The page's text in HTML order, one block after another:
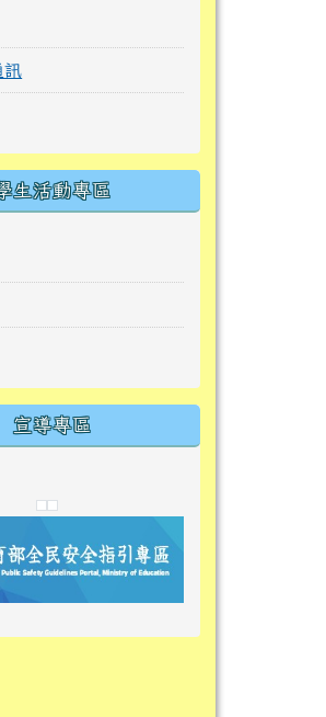
訊
生活動專區
宣導專區
link to https://
link to https://eliteracy.edu.tw/
link to https://
link to https://10000.gov.tw/
link to https://eliteracy.edu.tw/
link to https://10000.gov.tw/
link to https://
link to https://
link to https://i.win.org.tw/
link to https://
link to https://
link to https://
link to https://